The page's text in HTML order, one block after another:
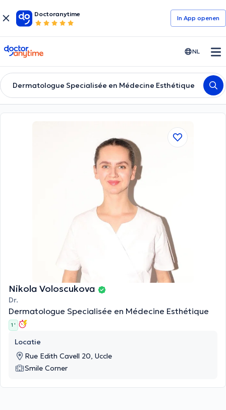
Doctoranytime
In App openen
doctoranytime NL
Dermatologue Specialisée en Médecine Esthétique
Nikola Voloscukova
Dr.
Dermatologue Specialisée en Médecine Esthétique
1 '
Locatie
Rue Edith Cavell 20, Uccle
Smile Corner